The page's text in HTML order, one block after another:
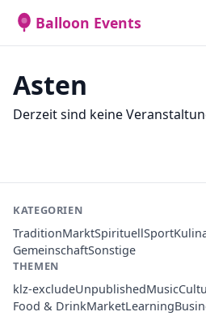
Balloon Events
Asten
Derzeit sind keine
KATEGORIEN
TraditionMarktSpirituellSport
GemeinschaftSonstige
THEMEN
klz-excludeUnpublishedMusic
Food & DrinkMarketLearning